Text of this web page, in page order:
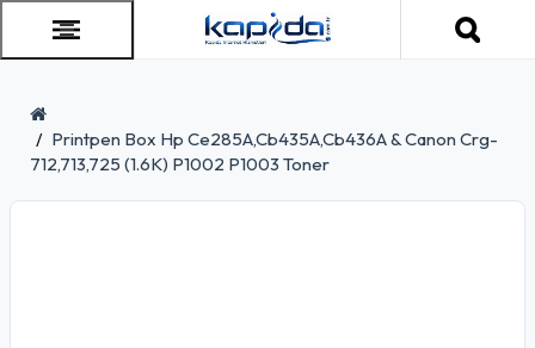
Printpen Box Hp Ce285A,Cb435A,Cb436A & Canon Crg-
712,713,725 (1.6K) P1002 P1003 Toner